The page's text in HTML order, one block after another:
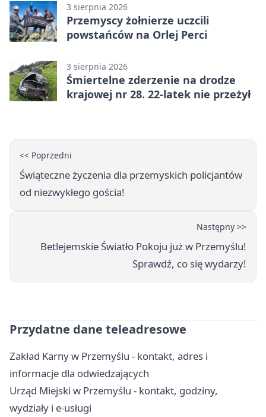
3 sierpnia 2026
Przemyscy żołnierze uczcili
powstańców na Orlej Perci
3 sierpnia 2026
Śmiertelne zderzenie na drodze
krajowej nr 28. 22-latek nie przeżył
<< Poprzedni
Świąteczne życzenia dla przemyskich policjantów
od niezwykłego gościa!
Następny >>
Betlejemskie Światło Pokoju już w Przemyślu!
Sprawdź, co się wydarzy!
Przydatne dane teleadresowe
Zakład Karny w Przemyślu - kontakt, adres i
informacje dla odwiedzających
Urząd Miejski w Przemyślu - kontakt, godziny,
wydziały i e-usługi